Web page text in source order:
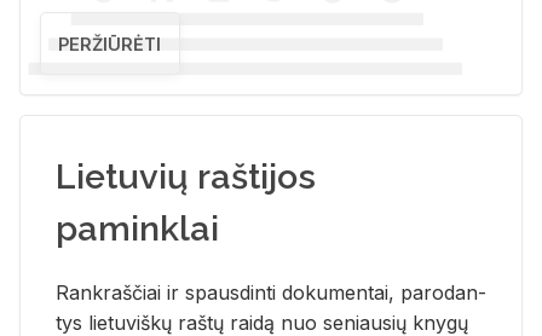
PERŽIŪRĖTI
Lietuvių raštijos
paminklai
Rank­raš­čiai ir spaus­din­ti do­ku­men­tai, pa­ro­dan­
tys lie­tu­viš­kų raš­tų rai­dą nuo se­niau­sių kny­gų